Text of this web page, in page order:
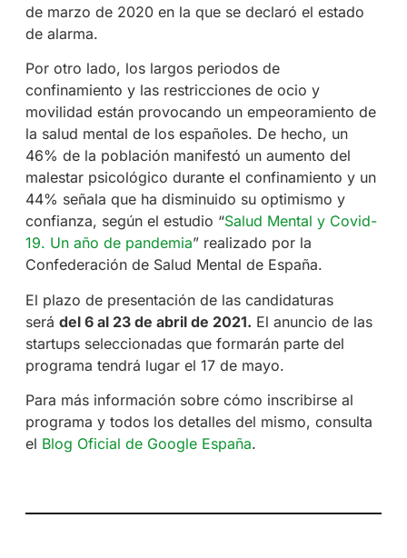
de marzo de 2020 en la que se declaró el estado
de alarma.
Por otro lado, los largos periodos de
confinamiento y las restricciones de ocio y
movilidad están provocando un empeoramiento de
la salud mental de los españoles. De hecho, un
46% de la población manifestó un aumento del
malestar psicológico durante el confinamiento y un
44% señala que ha disminuido su optimismo y
confianza, según el estudio “Salud Mental y Covid-
19. Un año de pandemia” realizado por la
Confederación de Salud Mental de España.
El plazo de presentación de las candidaturas
será del 6 al 23 de abril de 2021. El anuncio de las
startups seleccionadas que formarán parte del
programa tendrá lugar el 17 de mayo.
Para más información sobre cómo inscribirse al
programa y todos los detalles del mismo, consulta
el Blog Oficial de Google España.